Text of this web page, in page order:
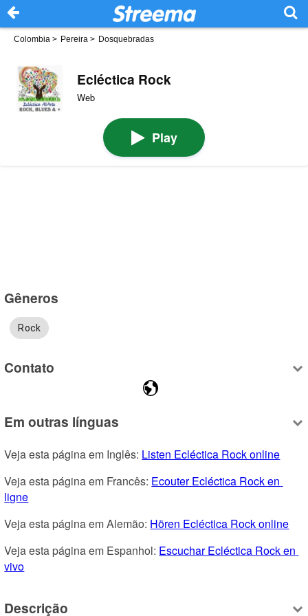
Colombia > Pereira > Dosquebradas
Ecléctica Rock
Web
Play
Gêneros
Rock
Contato
Em outras línguas
Veja esta página em Inglês: Listen Ecléctica Rock online
Veja esta página em Francês: Ecouter Ecléctica Rock en
ligne
Veja esta página em Alemão: Hören Ecléctica Rock online
Veja esta página em Espanhol: Escuchar Ecléctica Rock en
vivo
Descrição